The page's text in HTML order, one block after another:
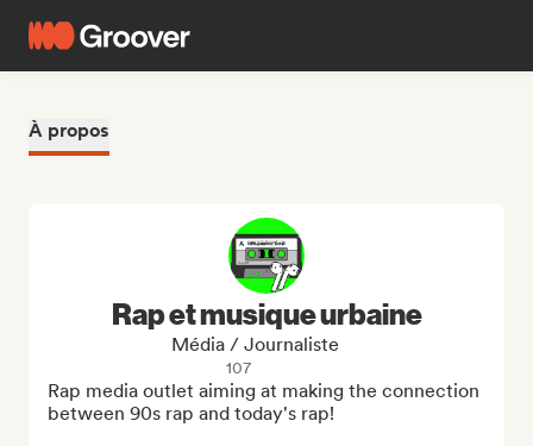
À propos
Rap et musique urbaine
Média / Journaliste
107
Rap media outlet aiming at making the connection
between 90s rap and today's rap!